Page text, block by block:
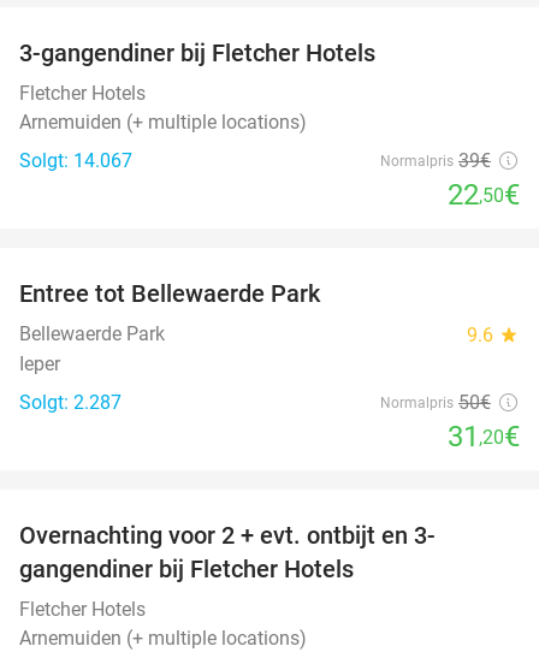
3-gangendiner bij Fletcher Hotels
Fletcher Hotels
Arnemuiden (+ multiple locations)
Solgt: 14.067
Normalpris 39€
22,50€
Entree tot Bellewaerde Park
Bellewaerde Park 9.6 star
Ieper
Solgt: 2.287
Normalpris 50€
31 ,20€
Overnachting voor 2 + evt. ontbijt en 3-
gangendiner bij Fletcher Hotels
Fletcher Hotels
Arnemuiden (+ multiple locations)